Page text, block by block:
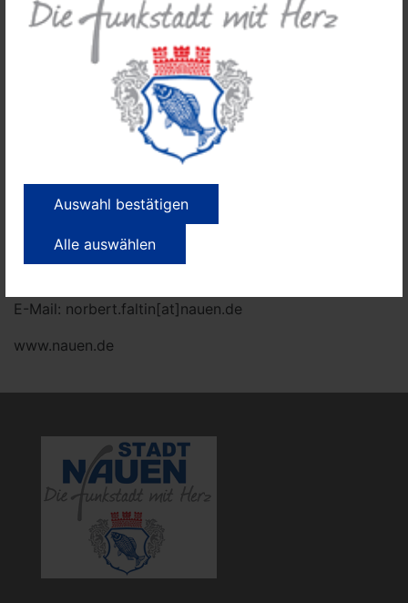
Auswahl bestätigen
Alle auswählen
Weitere Informationen und Pressekontakt:
Stadtverwaltung Nauen ● Presse- und
Öffentlichkeitsarbeit ●
Rathausplatz 1 ● 14641 Nauen ●
Norbert Faltin
Tel.: +49 (0)3321 / 408307
E-Mail: norbert.faltin[at]nauen.de
www.nauen.de